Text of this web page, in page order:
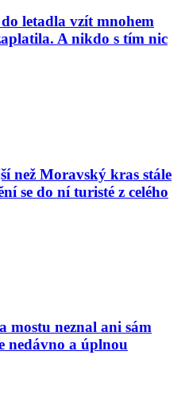
letadla vzít mnohem
A nikdo s tím nic
než Moravský kras stále
se do ní turisté z celého
mostu neznal ani sám
nedávno a úplnou